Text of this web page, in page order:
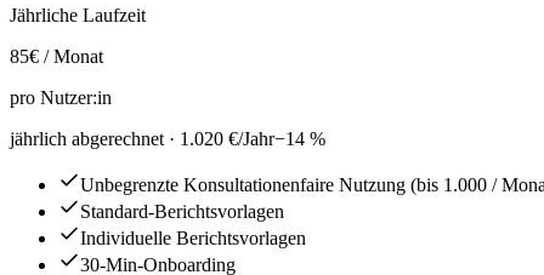
Jährliche Laufzeit
85€ / Monat
pro Nutzer:in
jährlich abgerechnet · 1.020 €/Jahr−14 %
Unbegrenzte Konsultationenfaire Nutzung (bis 1.000 /
Standard-Berichtsvorlagen
Individuelle Berichtsvorlagen
30-Min-Onboarding